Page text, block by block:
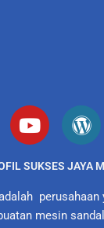
SUKSES JAYA
mesin